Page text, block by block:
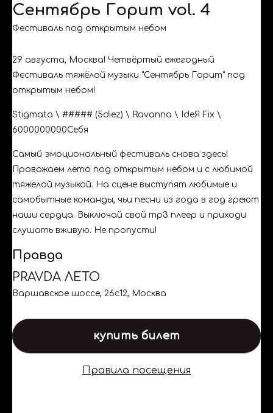
Сентябрь Горит vol. 4
Фестиваль под открытым небом
29 августа, Москва! Четвёртый ежегодный
Фестиваль тяжёлой музыки "Сентябрь Горит" под
открытым небом!
Stigmata \ ##### (5diez) \ Ravanna \ IdeЯ Fix \
6000000000Себя
Самый эмоциональный фестиваль снова здесь!
Провожаем лето под открытым небом и с любимой
тяжёлой музыкой. На сцене выступят любимые и
самобытные команды, чьи песни из года в год греют
наши сердца. Выключай свой mp3 плеер и приходи
слушать вживую. Не пропусти!
Правда
PRAVDA ЛЕТО
Варшавское шоссе, 26с12, Москва
купить билет
Правила посещения